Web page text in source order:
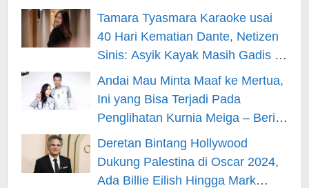
Hiburan
Tamara Tyasmara Karaoke usai
40 Hari Kematian Dante, Netizen
Sinis: Asyik Kayak Masih Gadis –
Berita Hiburan
Andai Mau Minta Maaf ke Mertua,
Ini yang Bisa Terjadi Pada
Penglihatan Kurnia Meiga – Berita
Hiburan
Deretan Bintang Hollywood
Dukung Palestina di Oscar 2024,
Ada Billie Eilish Hingga Mark